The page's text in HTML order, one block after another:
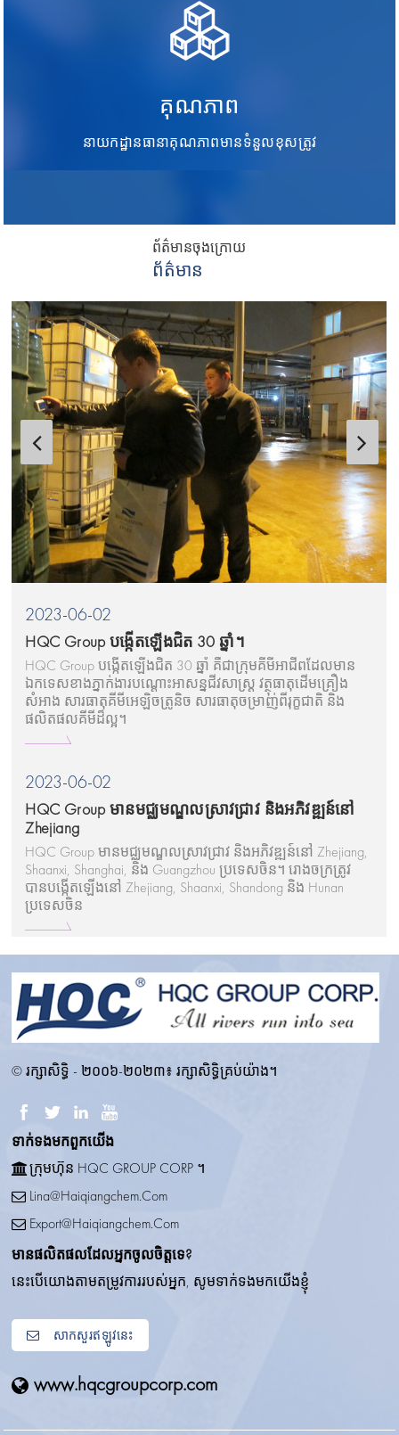
គុណភាព
នាយកដ្ឋានធានាគុណភាពមានទំនួលខុសត្រូវ
ព័ត៌មានចុងក្រោយ
ព័ត៌មាន
2023-06-02
HQC Group បង្កើតឡើងជិត 30 ឆ្នាំ។
HQC Group បង្កើតឡើងជិត 30 ឆ្នាំ គឺជាក្រុមគីមីអាជីពដែលមាន
ឯកទេសខាងភ្នាក់ងារបណ្ដោះអាសន្នជីវសាស្រ្ត វត្ថុធាតុដើមគ្រឿង
សំអាង សារធាតុគីមីអេឡិចត្រូនិច សារធាតុចម្រាញ់ពីរុក្ខជាតិ និង
ផលិតផលគីមីដ៏ល្អ។
2023-06-02
HQC Group មានមជ្ឈមណ្ឌលស្រាវជ្រាវ និងអភិវឌ្ឍន៍នៅ
Zhejiang
HQC Group មានមជ្ឈមណ្ឌលស្រាវជ្រាវ និងអភិវឌ្ឍន៍នៅ Zhejiang,
Shaanxi, Shanghai, និង Guangzhou ប្រទេសចិន។ រោងចក្រត្រូវ
បានបង្កើតឡើងនៅ Zhejiang, Shaanxi, Shandong និង Hunan
ប្រទេសចិន
© រក្សាសិទ្ធិ - ២០០៦-២០២៣៖ រក្សាសិទ្ធិគ្រប់យ៉ាង។
ទាក់ទង​មក​ពួក​យើង
ក្រុមហ៊ុន HQC GROUP CORP ។
Lina@haiqiangchem.com
Export@haiqiangchem.com
មានផលិតផលដែលអ្នកចូលចិត្តទេ?
នេះបើយោងតាមតម្រូវការរបស់អ្នក, សូមទាក់ទងមកយើងខ្ញុំ
សាកសួរឥឡូវនេះ
www.hqcgroupcorp.com